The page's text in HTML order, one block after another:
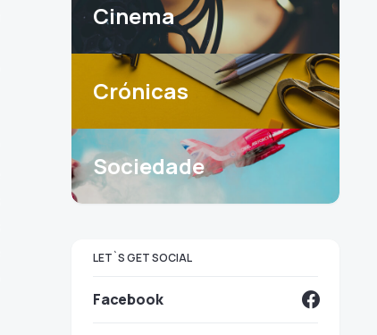
Cinema
Crónicas
Sociedade
LET`S GET SOCIAL
Facebook